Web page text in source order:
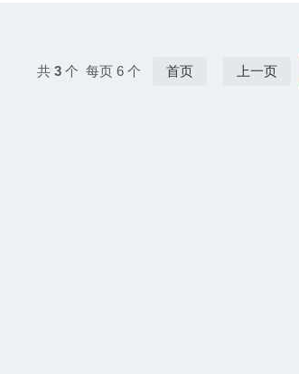
共 3个 每页 6 个 首页 上一页